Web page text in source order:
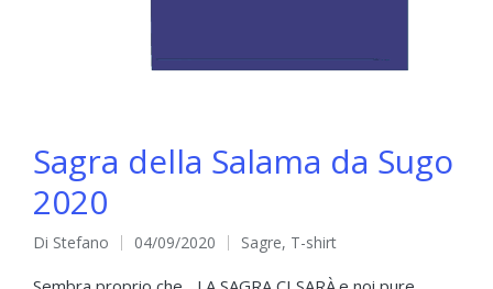
Sagra della Salama da Sugo
2020
Pubblicato
da
Di Stefano 04/09/2020
Pubblicato
in
Sagre, T-shirt